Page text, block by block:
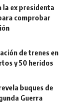
la ex presidenta
comprobar
de trenes en
y 50 heridos
buques de
Guerra